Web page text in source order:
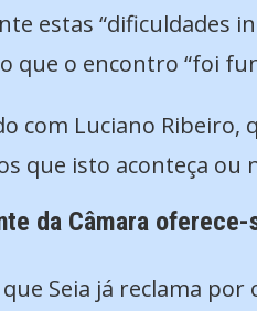
estas “dificuldades
que o encontro “foi
com Luciano
que isto aconteça ou
da Câmara
que Seia já reclama